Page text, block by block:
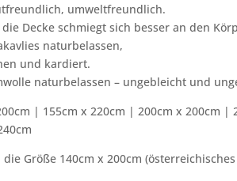
umweltfreundlich.
Decke schmiegt sich besser an den
naturbelassen,
und kardiert.
naturbelassen – ungebleicht und
| 155cm x 220cm | 200cm x 200cm |
Größe 140cm x 200cm